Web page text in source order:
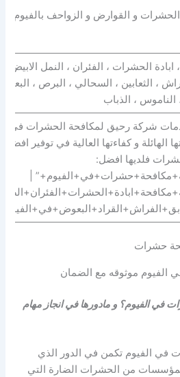
و القوارض و الزواحف بالفيوم
ابادة الحشرات ، الفئران ، النمل الابيض ،
، الثعابين ، السحالي ، البرص ،
، الناموس ، الذباب
شركة رحيق لمكافحة الحشرات في
الهائلة و كفاءتها العالية في توفير
فلديها افضل:
|
حشرات
في الفيوم؟ و مادورها في انجاز مهام
في الفيوم تكمن في الدور الذي
من الحشرات الضارة التي